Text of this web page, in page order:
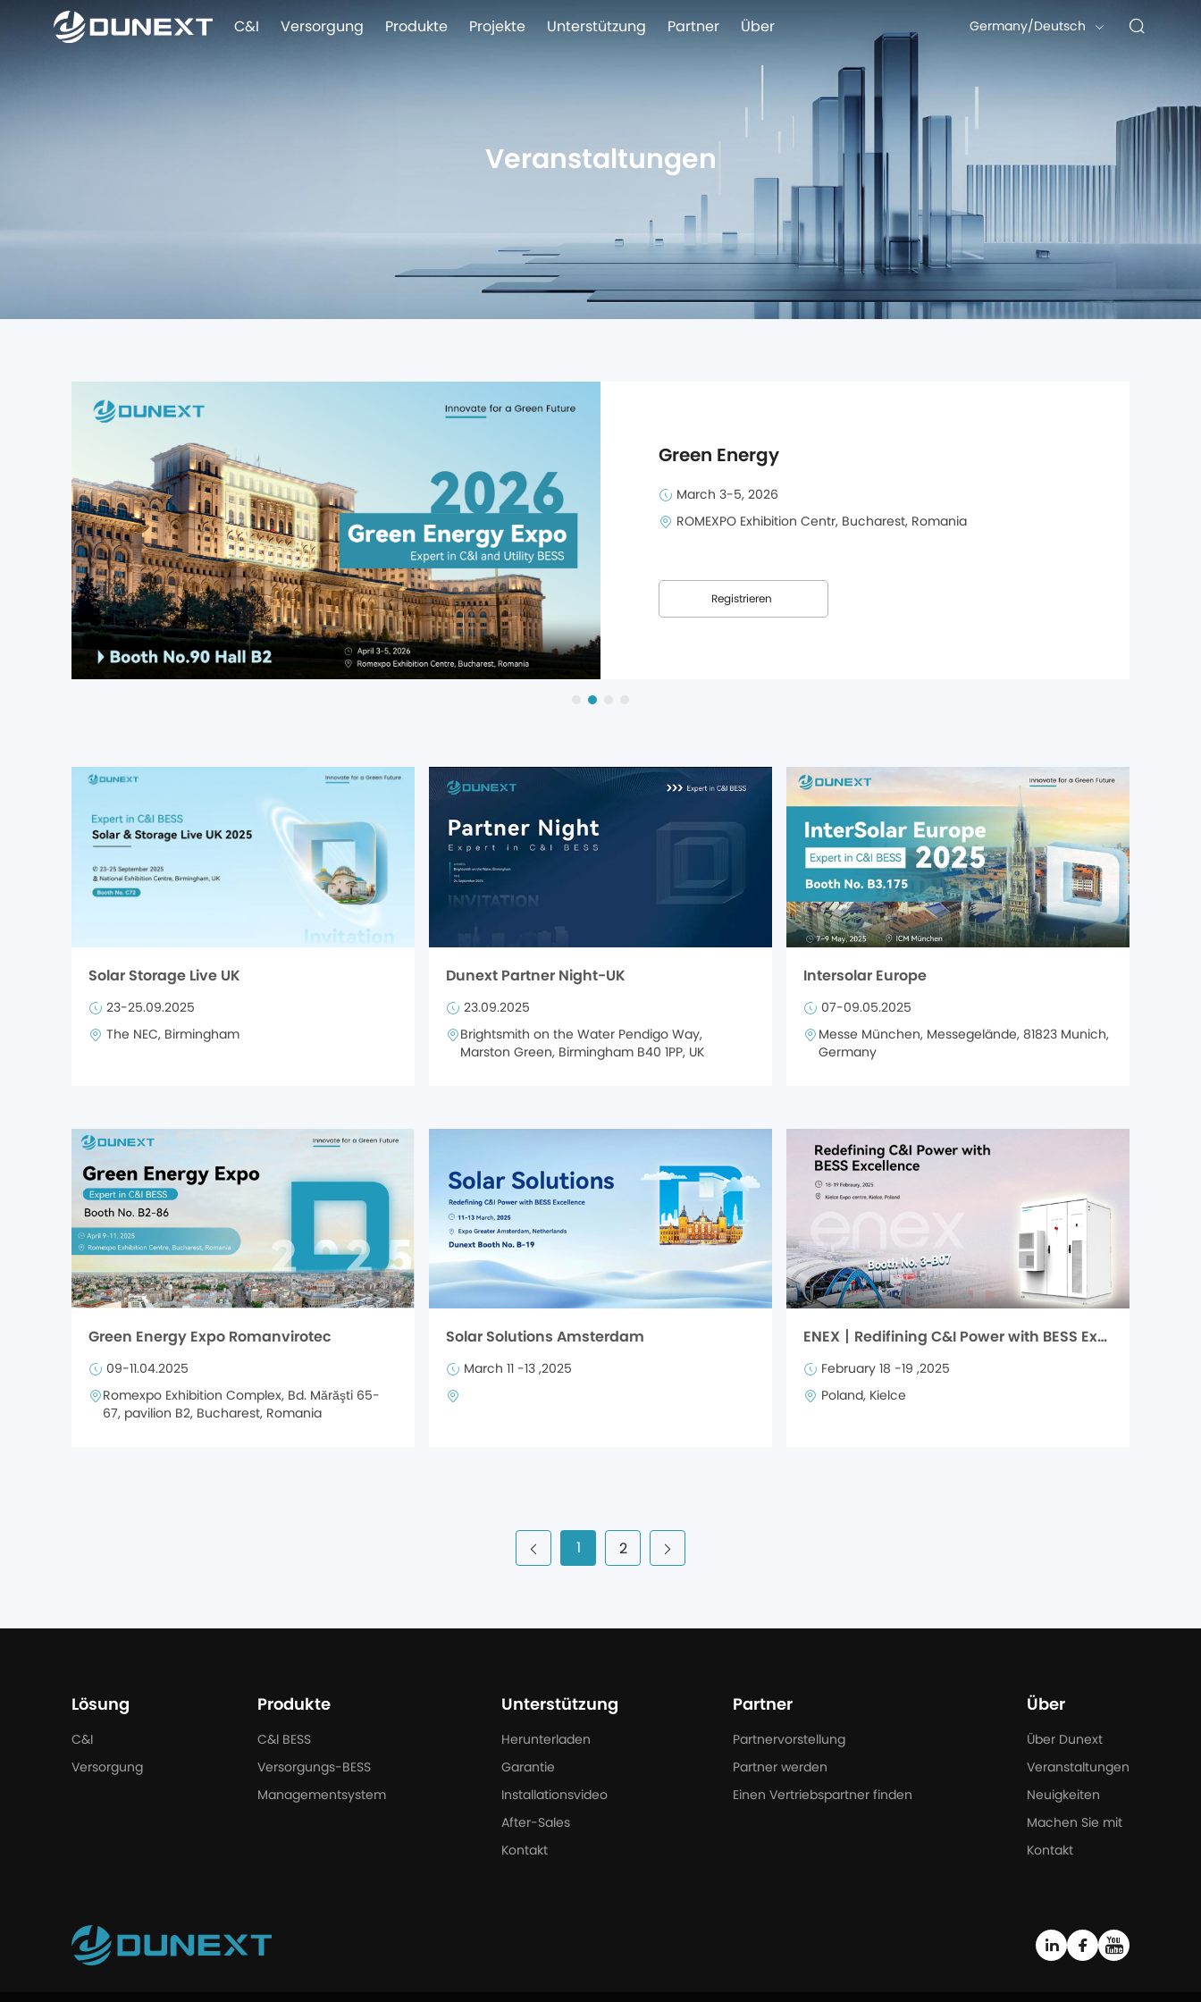
C&I Versorgung Produkte Projekte Unterstützung Partner Über Germany/Deutsch
Veranstaltungen
Green Energy
March 3-5, 2026
ROMEXPO Exhibition Centr, Bucharest, Romania
Registrieren
Solar Storage Live UK
23-25.09.2025
The NEC, Birmingham
Dunext Partner Night-UK
23.09.2025
Brightsmith on the Water Pendigo Way,
Marston Green, Birmingham B40 1PP, UK
Intersolar Europe
07-09.05.2025
Messe München, Messegelände, 81823 Munich,
Germany
Green Energy Expo Romanvirotec
09-11.04.2025
Romexpo Exhibition Complex, Bd. Mărăşti 65-
67, pavilion B2, Bucharest, Romania
Solar Solutions Amsterdam
March 11 -13 ,2025
ENEX丨Redifining C&I Power with BESS Excellence
February 18 -19 ,2025
Poland, Kielce
1 2
Lösung
C&I
Versorgung
Produkte
C&l BESS
Versorgungs-BESS
Managementsystem
Unterstützung
Herunterladen
Garantie
Installationsvideo
After-Sales
Kontakt
Partner
Partnervorstellung
Partner werden
Einen Vertriebspartner finden
Über
Über Dunext
Veranstaltungen
Neuigkeiten
Machen Sie mit
Kontakt